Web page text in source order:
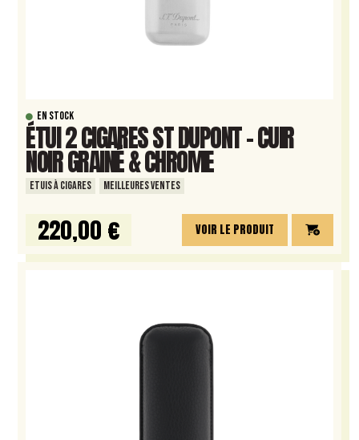
EN STOCK
ÉTUI 2 CIGARES ST DUPONT – CUIR
NOIR GRAINÉ & CHROME
ETUIS À CIGARES MEILLEURES VENTES
220,00 € VOIR LE PRODUIT